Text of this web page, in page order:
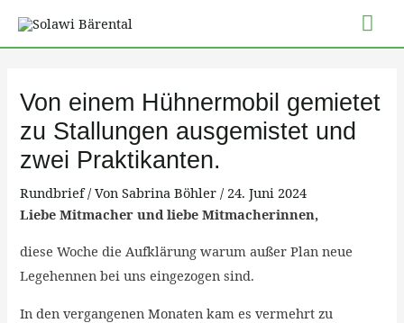
Inhalt
Von einem Hühnermobil gemietet
zu Stallungen ausgemistet und
zwei Praktikanten.
Rundbrief/ VonSabrina Böhler / 24. Juni 2024
Liebe Mitmacher und liebe Mitmacherinnen,
diese Woche die Aufklärung warum außer Plan neue
Legehennen bei uns eingezogen sind.
In den vergangenen Monaten kam es vermehrt zu